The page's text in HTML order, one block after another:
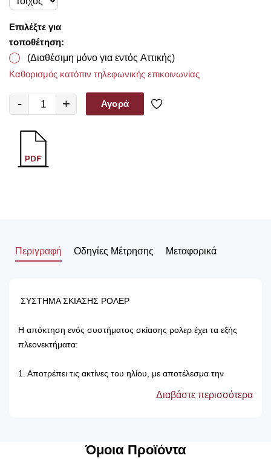
Επιλέξτε για
τοποθέτηση:
(Διαθέσιμη μόνο για εντός Αττικής)
Καθορισμός κατόπιν τηλεφωνικής επικοινωνίας
- + Αγορά
Περιγραφή Οδηγίες Μέτρησης Μεταφορικά
ΣΥΣΤΗΜΑ ΣΚΙΑΣΗΣ ΡΟΛΕΡ
Η απόκτηση ενός συστήματος σκίασης ρολερ έχει τα εξής
πλεονεκτήματα:
1. Αποτρέπει τις ακτίνες του ηλίου, με αποτέλεσμα την
2. Δεν χρειάζονται πλύσιμο, καθώς καθαρίζονται μόνο με ένα
χρόνο αλλά και στον ήλιο.
4. Μπορούν να τοποθετηθούν κάτω από ξύλινη μετώπη ή
Διαβάστε περισσότερα
Όμοια Προϊόντα